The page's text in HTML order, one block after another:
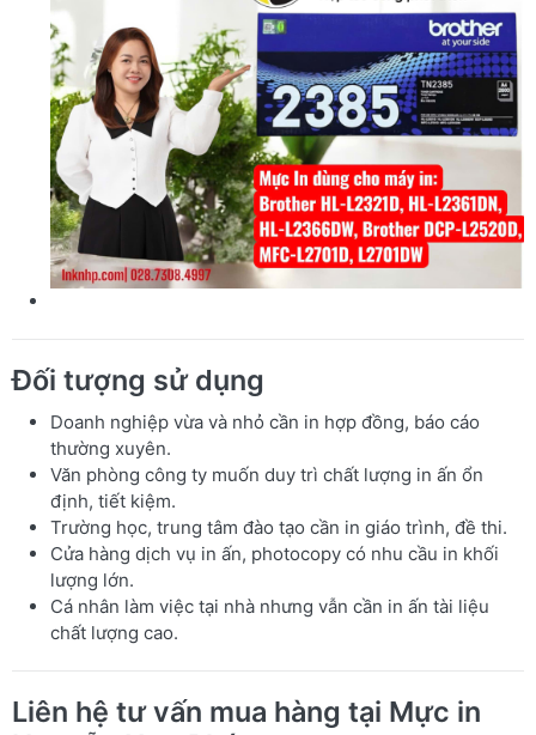
Đối tượng sử dụng
Doanh nghiệp vừa và nhỏ cần in hợp đồng, báo cáo
thường xuyên.
Văn phòng công ty muốn duy trì chất lượng in ấn ổn
định, tiết kiệm.
Trường học, trung tâm đào tạo cần in giáo trình, đề thi.
Cửa hàng dịch vụ in ấn, photocopy có nhu cầu in khối
lượng lớn.
Cá nhân làm việc tại nhà nhưng vẫn cần in ấn tài liệu
chất lượng cao.
Liên hệ tư vấn mua hàng tại Mực in